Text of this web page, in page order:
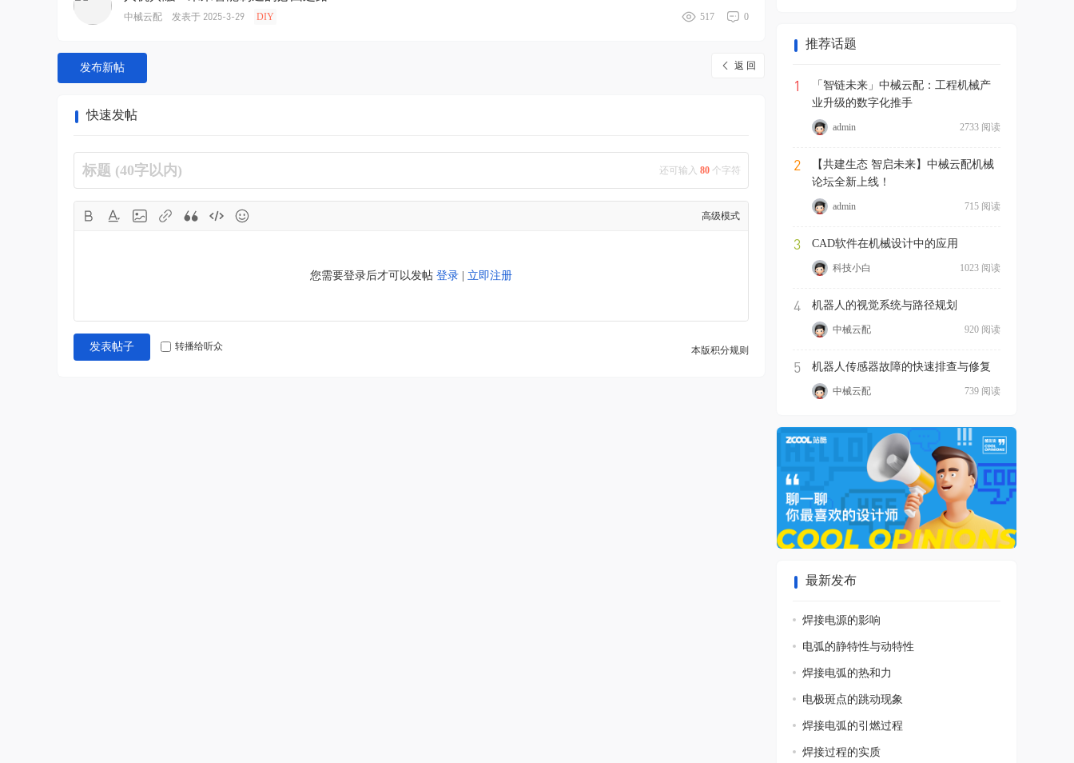
0
517
中械云配 发表于 2025-3-29 DIY
返 回
发布新帖
快速发帖
还可输入 80 个字符
高级模式
您需要登录后才可以发帖 登录 立即注册
本版积分规则
发表帖子 转播给听众
推荐话题
1
「智链未来」中械云配：工程机械产
业升级的数字化推手
2733 阅读
admin
2
【共建生态 智启未来】中械云配机械
论坛全新上线！
715 阅读
admin
3 CAD软件在机械设计中的应用
1023 阅读
科技小白
4 机器人的视觉系统与路径规划
920 阅读
中械云配
5 机器人传感器故障的快速排查与修复
739 阅读
中械云配
最新发布
焊接电源的影响
电弧的静特性与动特性
焊接电弧的热和力
电极斑点的跳动现象
焊接电弧的引燃过程
焊接过程的实质